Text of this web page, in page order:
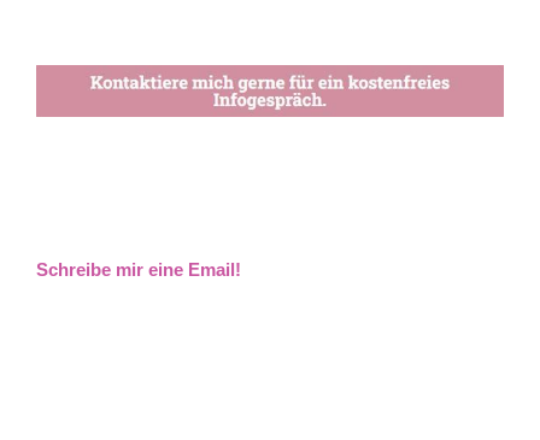
Schreibe mir eine Email!